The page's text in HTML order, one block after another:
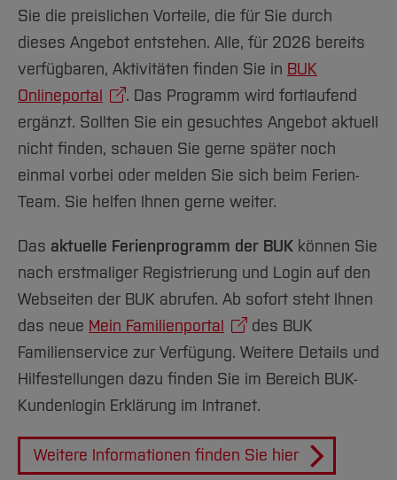
Arbeiten im FB G
Forschung und Projekte
International
Team
Service
Studiengänge
Studieninteressierte
Aktuelles
Studium
Fachgruppen
Forschung und Entwicklung
International
Service
Amtliche Bekanntmachungen
Notfall-Infos
BO Shop
Familiengerechte Hochschule
Gleichstellung
Diskriminierungsfreie Hochschule
Vertretungen
Wahlen
Hochschulbibliothek
Hochschulkommunikation
International Office
Medienzentrum
Zentrale Studienberatung
Sie die preislichen Vorteile, die für Sie durch
dieses Angebot entstehen. Alle, für 2026 bereits
verfügbaren, Aktivitäten finden Sie in BUK
Onlineportal
. Das Programm wird fortlaufend
ergänzt. Sollten Sie ein gesuchtes Angebot aktuell
nicht finden, schauen Sie gerne später noch
einmal vorbei oder melden Sie sich beim Ferien-
Team. Sie helfen Ihnen gerne weiter.
Das aktuelle Ferienprogramm der BUK können Sie
nach erstmaliger Registrierung und Login auf den
Webseiten der BUK abrufen. Ab sofort steht Ihnen
das neue Mein Familienportal
des BUK
Familienservice zur Verfügung. Weitere Details und
Hilfestellungen dazu finden Sie im Bereich BUK-
Kundenlogin Erklärung im Intranet.
Weitere Informationen finden Sie hier